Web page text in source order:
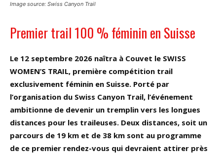
Image source: Swiss Canyon Trail
Premier trail 100 % féminin en Suisse
Le 12 septembre 2026 naîtra à Couvet le SWISS
WOMEN’S TRAIL, première compétition trail
exclusivement féminin en Suisse. Porté par
l’organisation du Swiss Canyon Trail, l’événement
ambitionne de devenir un tremplin vers les longues
distances pour les traileuses. Deux distances, soit un
parcours de 19 km et de 38 km sont au programme
de ce premier rendez-vous qui devraient attirer près